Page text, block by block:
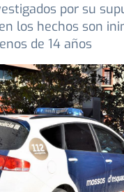
por su
los hechos son
de 14 años